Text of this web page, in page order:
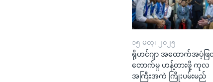
၁၅ မတ္၊ ၂၀၂၅
ရိုဟင်ဂျာ အထောက်အပံ့ဖ
တောက်မှု ဟန့်တားဖို့ ကုလ
အကြီးအကဲ ကြိုးပမ်းမည်